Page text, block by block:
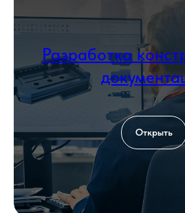
Разработка
Открыть
Загрузить файл со сметой
Add file
Согласен с политикой обработки
персональных данных
Оставить заявку